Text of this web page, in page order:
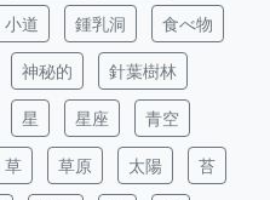
小道 鍾乳洞 食べ物
神秘的 針葉樹林
星 星座 青空
草 草原 太陽 苔